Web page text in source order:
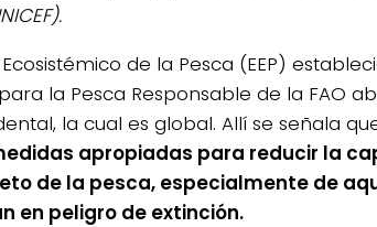
de la Pesca (EEP)
la Pesca Responsable de la FAO
la cual es global. Allí se señala
apropiadas para reducir la
de la pesca, especialmente de
en peligro de extinción.